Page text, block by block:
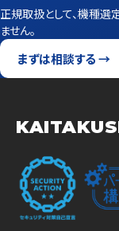
正規取扱として、機種選
ません。
まずは相談する →